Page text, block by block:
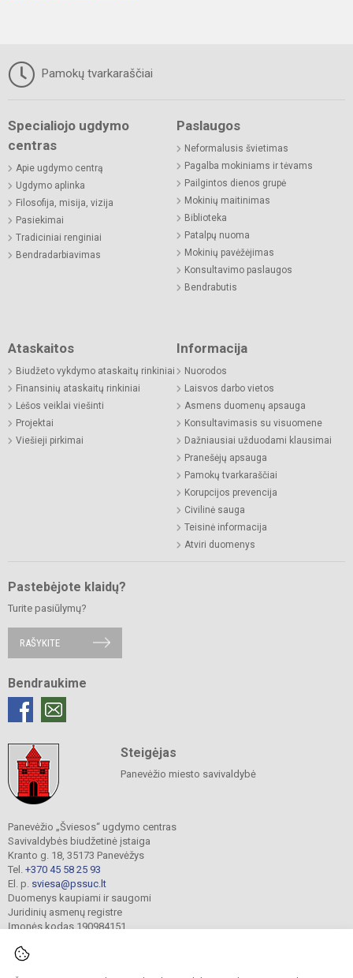
Pamokų tvarkaraščiai
Specialiojo ugdymo
centras
Apie ugdymo centrą
Ugdymo aplinka
Filosofija, misija, vizija
Pasiekimai
Tradiciniai renginiai
Bendradarbiavimas
Paslaugos
Neformalusis švietimas
Pagalba mokiniams ir tėvams
Pailgintos dienos grupė
Mokinių maitinimas
Biblioteka
Patalpų nuoma
Mokinių pavėžėjimas
Konsultavimo paslaugos
Bendrabutis
Ataskaitos
Biudžeto vykdymo ataskaitų rinkiniai
Finansinių ataskaitų rinkiniai
Lėšos veiklai viešinti
Projektai
Viešieji pirkimai
Informacija
Nuorodos
Laisvos darbo vietos
Asmens duomenų apsauga
Konsultavimasis su visuomene
Dažniausiai užduodami klausimai
Pranešėjų apsauga
Pamokų tvarkaraščiai
Korupcijos prevencija
Civilinė sauga
Teisinė informacija
Atviri duomenys
Pastebėjote klaidų?
Turite pasiūlymų?
RAŠYKITE
Bendraukime
Steigėjas
Panevėžio miesto savivaldybė
Panevėžio „Šviesos“ ugdymo centras
Savivaldybės biudžetinė įstaiga
Kranto g. 18, 35173 Panevėžys
Tel. +370 45 58 25 93
El. p. sviesa@pssuc.lt
Duomenys kaupiami ir saugomi
Juridinių asmenų registre
Įmonės kodas 190984151